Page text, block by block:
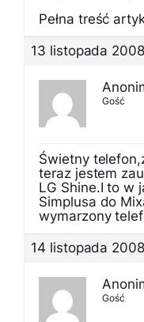
Pełna treść
13 listopada
Gość
Świetny
teraz jestem
LG Shine.I to w
Simplusa do
wymarzony
14 listopada
Gość